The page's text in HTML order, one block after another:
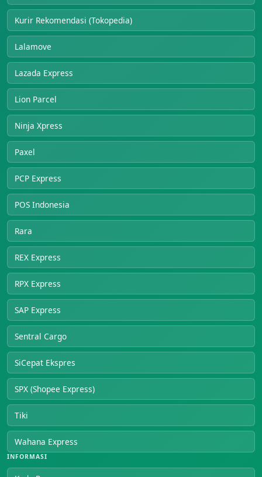
Kurir Rekomendasi (Tokopedia)
Lalamove
Lazada Express
Lion Parcel
Ninja Xpress
Paxel
PCP Express
POS Indonesia
Rara
REX Express
RPX Express
SAP Express
Sentral Cargo
SiCepat Ekspres
SPX (Shopee Express)
Tiki
Wahana Express
INFORMASI